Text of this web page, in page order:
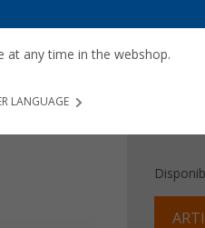
at any time in the webshop.
LANGUAGE